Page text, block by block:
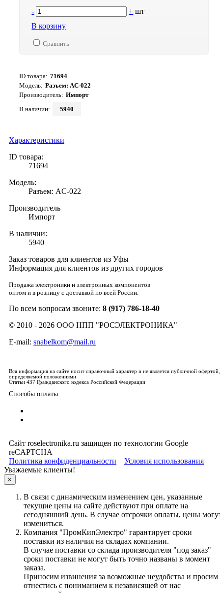
- + шт
В корзину
Сравнить
ID товара: 71694
Модель: Разъем: AC-022
Производитель: Импорт
В наличии:
5940
Характеристики
ID товара:
71694
Модель:
Разъем: AC-022
Производитель
Импорт
В наличии:
5940
Заказ товаров для клиентов из Уфы
Информация для клиентов из других городов
Продажа электроники и электронных компонентов
оптом и в розницу с доставкой по всей России.
По всем вопросам звоните: 8 (917) 786-18-40
© 2010 - 2026 ООО НПП "РОСЭЛЕКТРОНИКА"
E-mail: snabelkom@mail.ru
Вся информация на сайте носит справочный характер и не является публичной офертой,
определяемой положениями
Статьи 437 Гражданского кодекса Российской Федерации
Способы оплаты
Сайт roselectronika.ru защищен по технологии Google
reCAPTCHA
Политика конфиденциальности
Условия использования
Уважаемые клиенты!
×
В связи с динамическим изменением цен, указанные
текущие цены на сайте действуют при оплате на
сегодняшний день. В случае отсрочки оплаты, цены
измениться.
Компания "ПромКипЭлектро" гарантирует сроки
поставки из наличия на складах компании.
В случае поставки со склада производителя "под заказ"
сроки поставки не могут быть точно названы в момент
заказа.
Приносим извинения за возможные неудобства и просим
отнестись с пониманием к независящей от нас